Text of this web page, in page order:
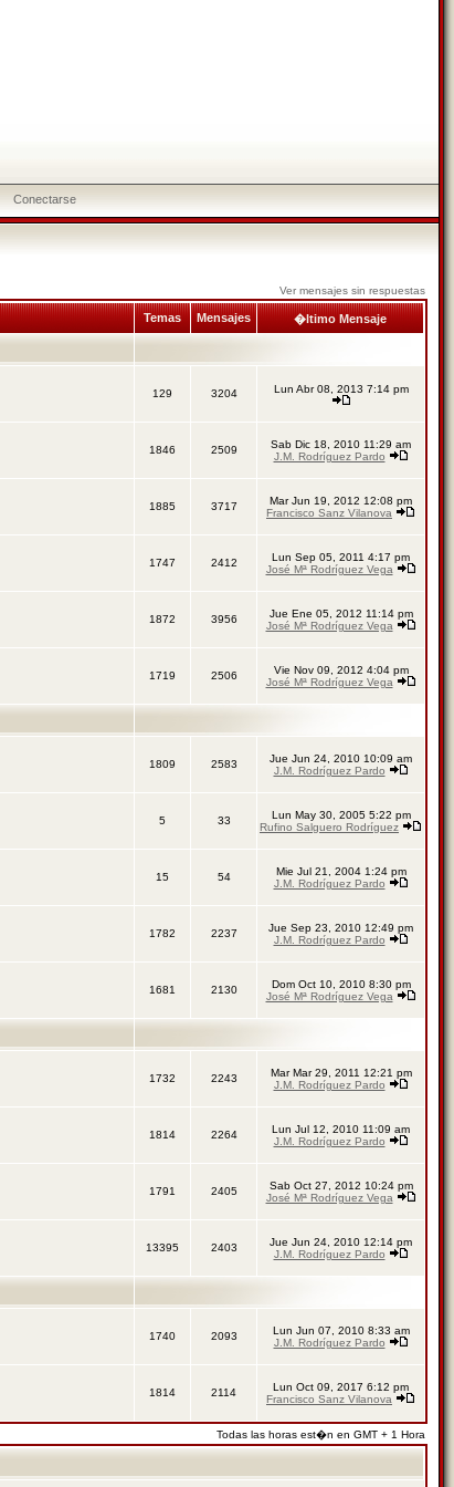
Conectarse
Ver mensajes sin respuestas
Temas Mensajes �ltimo Mensaje
129 3204 Lun Abr 08, 2013 7:14 pm
1846 2509
Sab Dic 18, 2010 11:29 am
J.M. Rodríguez Pardo
1885 3717
Mar Jun 19, 2012 12:08 pm
Francisco Sanz Vilanova
1747 2412
Lun Sep 05, 2011 4:17 pm
José Mª Rodríguez Vega
1872 3956
Jue Ene 05, 2012 11:14 pm
José Mª Rodríguez Vega
1719 2506
Vie Nov 09, 2012 4:04 pm
José Mª Rodríguez Vega
1809 2583
Jue Jun 24, 2010 10:09 am
J.M. Rodríguez Pardo
5 33
Lun May 30, 2005 5:22 pm
Rufino Salguero Rodríguez
15 54
Mie Jul 21, 2004 1:24 pm
J.M. Rodríguez Pardo
1782 2237
Jue Sep 23, 2010 12:49 pm
J.M. Rodríguez Pardo
1681 2130
Dom Oct 10, 2010 8:30 pm
José Mª Rodríguez Vega
1732 2243
Mar Mar 29, 2011 12:21 pm
J.M. Rodríguez Pardo
1814 2264
Lun Jul 12, 2010 11:09 am
J.M. Rodríguez Pardo
1791 2405
Sab Oct 27, 2012 10:24 pm
José Mª Rodríguez Vega
13395 2403
Jue Jun 24, 2010 12:14 pm
J.M. Rodríguez Pardo
1740 2093
Lun Jun 07, 2010 8:33 am
J.M. Rodríguez Pardo
1814 2114
Lun Oct 09, 2017 6:12 pm
Francisco Sanz Vilanova
Todas las horas est�n en GMT + 1 Hora